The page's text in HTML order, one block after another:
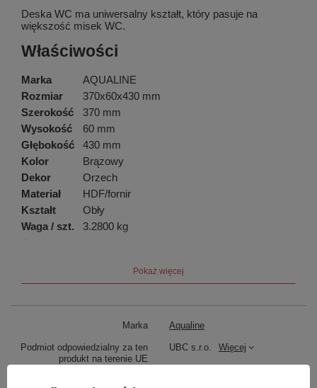
Deska WC ma uniwersalny kształt, który pasuje na
większość misek WC.
Właściwości
Marka
AQUALINE
Rozmiar
370x60x430 mm
Szerokość
370 mm
Wysokość
60 mm
Głębokość
430 mm
Kolor
Brązowy
Dekor
Orzech
Materiał
HDF/fornir
Kształt
Obły
Waga / szt.
3.2800 kg
Pokaż więcej
Marka Aqualine
Podmiot odpowiedzialny za ten
produkt na terenie UE
UBC s.r.o. Więcej